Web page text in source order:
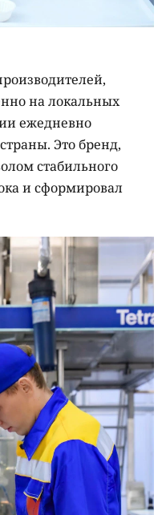
на локальных
ежедневно
Это бренд,
стабильного
и сформировал